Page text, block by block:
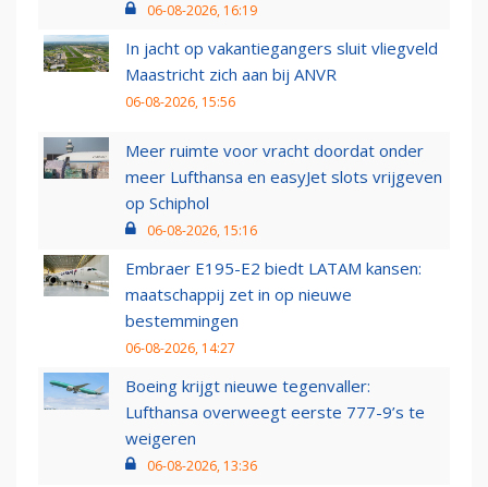
06-08-2026, 16:19
In jacht op vakantiegangers sluit vliegveld
Maastricht zich aan bij ANVR
06-08-2026, 15:56
Meer ruimte voor vracht doordat onder
meer Lufthansa en easyJet slots vrijgeven
op Schiphol
06-08-2026, 15:16
Embraer E195-E2 biedt LATAM kansen:
maatschappij zet in op nieuwe
bestemmingen
06-08-2026, 14:27
Boeing krijgt nieuwe tegenvaller:
Lufthansa overweegt eerste 777-9’s te
weigeren
06-08-2026, 13:36